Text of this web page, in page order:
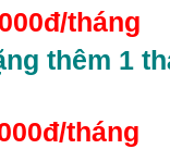
tháng
thêm 1
tháng